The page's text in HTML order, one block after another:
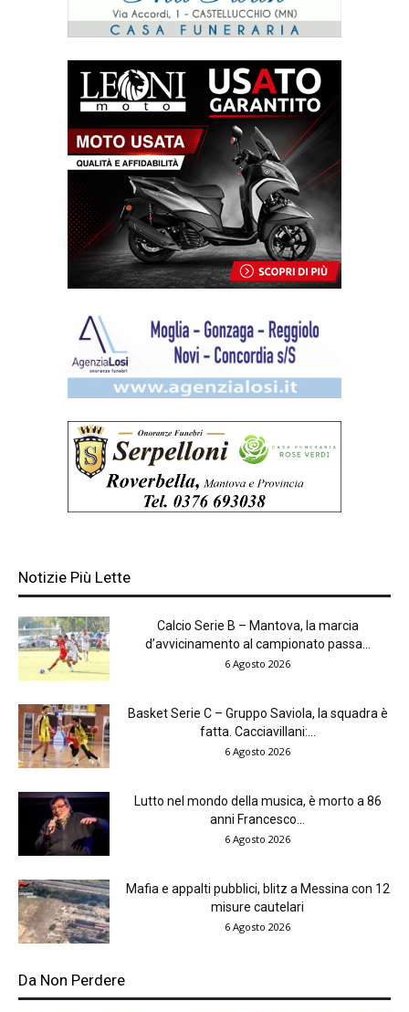
Notizie Più Lette
Calcio Serie B – Mantova, la marcia
d’avvicinamento al campionato passa...
6 Agosto 2026
Basket Serie C – Gruppo Saviola, la squadra è
fatta. Cacciavillani:...
6 Agosto 2026
Lutto nel mondo della musica, è morto a 86
anni Francesco...
6 Agosto 2026
Mafia e appalti pubblici, blitz a Messina con 12
misure cautelari
6 Agosto 2026
Da Non Perdere